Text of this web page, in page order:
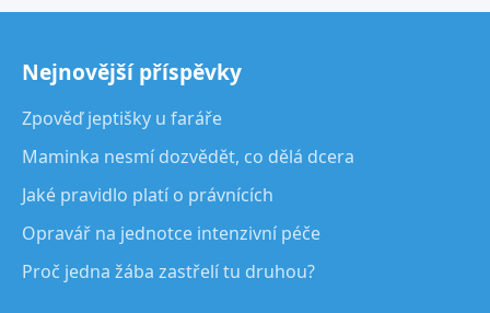
Nejnovější příspěvky
Zpověď jeptišky u faráře
Maminka nesmí dozvědět, co dělá dcera
Jaké pravidlo platí o právnících
Opravář na jednotce intenzivní péče
Proč jedna žába zastřelí tu druhou?